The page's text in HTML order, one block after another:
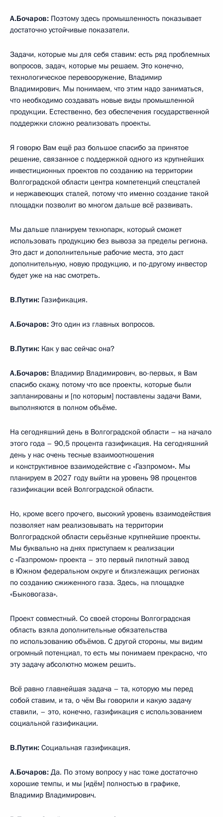
А.Бочаров: Поэтому здесь промышленность показывает
достаточно устойчивые показатели.
Задачи, которые мы для себя ставим: есть ряд проблемных
вопросов, задач, которые мы решаем. Это конечно,
технологическое перевооружение, Владимир
Владимирович. Мы понимаем, что этим надо заниматься,
что необходимо создавать новые виды промышленной
продукции. Естественно, без обеспечения государственной
поддержки сложно реализовать проекты.
Я говорю Вам ещё раз большое спасибо за принятое
решение, связанное с поддержкой одного из крупнейших
инвестиционных проектов по созданию на территории
Волгоградской области центра компетенций спецсталей
и нержавеющих сталей, потому что именно создание такой
площадки позволит во многом дальше всё развивать.
Мы дальше планируем технопарк, который сможет
использовать продукцию без вывоза за пределы региона.
Это даст и дополнительные рабочие места, это даст
дополнительную, новую продукцию, и по-другому инвестор
будет уже на нас смотреть.
В.Путин: Газификация.
А.Бочаров: Это один из главных вопросов.
В.Путин: Как у вас сейчас она?
А.Бочаров: Владимир Владимирович, во-первых, я Вам
спасибо скажу, потому что все проекты, которые были
запланированы и [по которым] поставлены задачи Вами,
выполняются в полном объёме.
На сегодняшний день в Волгоградской области – на начало
этого года – 90,5 процента газификация. На сегодняшний
день у нас очень тесные взаимоотношения
и конструктивное взаимодействие с «Газпромом». Мы
планируем в 2027 году выйти на уровень 98 процентов
газификации всей Волгоградской области.
Но, кроме всего прочего, высокий уровень взаимодействия
позволяет нам реализовывать на территории
Волгоградской области серьёзные крупнейшие проекты.
Мы буквально на днях приступаем к реализации
с «Газпромом» проекта – это первый пилотный завод
в Южном федеральном округе и близлежащих регионах
по созданию сжиженного газа. Здесь, на площадке
«Быковогаза».
Проект совместный. Со своей стороны Волгоградская
область взяла дополнительные обязательства
по использованию объёмов. С другой стороны, мы видим
огромный потенциал, то есть мы понимаем прекрасно, что
эту задачу абсолютно можем решить.
Всё равно главнейшая задача – та, которую мы перед
собой ставим, и та, о чём Вы говорили и какую задачу
ставили, – это, конечно, газификация с использованием
социальной газификации.
В.Путин: Социальная газификация.
А.Бочаров: Да. По этому вопросу у нас тоже достаточно
хорошие темпы, и мы [идём] полностью в графике,
Владимир Владимирович.